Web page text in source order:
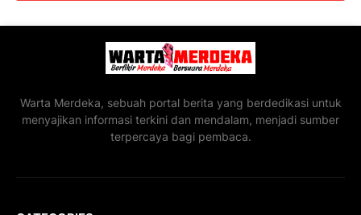
Warta Merdeka, sebuah portal berita yang berdedikasi untuk
menyajikan informasi terkini dan mendalam, menjadi sumber
terpercaya bagi pembaca.